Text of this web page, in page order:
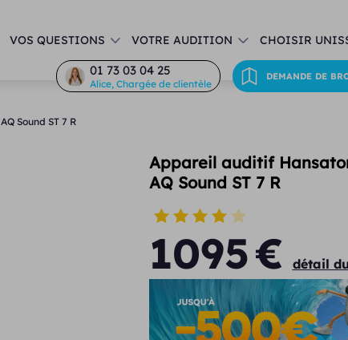
VOS QUESTIONS VOTRE AUDITION CHOISIR
01 73 03 04 25
Alice, Chargée de clientèle
DEMANDE DE
AQ Sound ST 7 R
Appareil auditif
AQ Sound ST 7 R
1095€ détail